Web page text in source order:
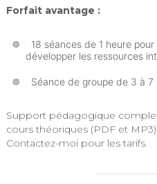
Forfait avantage :
18 séances de 1 heure
développer les ressources
Séance de groupe de 3 à 7
Support pédagogique
cours théoriques (PDF et MP3)
Contactez-moi pour les tarifs.